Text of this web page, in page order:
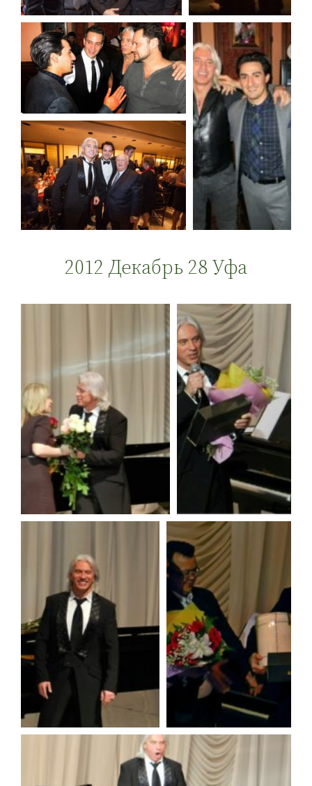
2012 Декабрь 28 Уфа